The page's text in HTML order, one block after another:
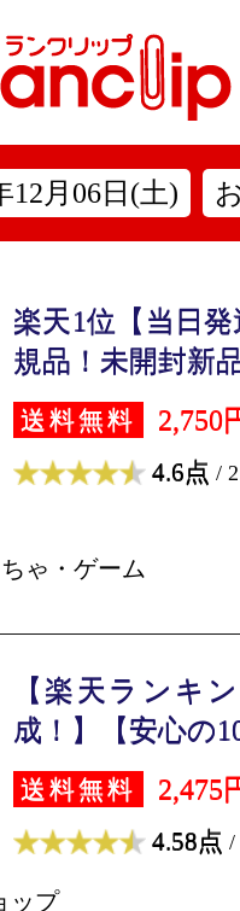
12月06日(土)
楽天1位【当日
規品！未開封新
送料無料 2,750
4.6点 /
ゃ・ゲーム
【楽天ランキ
成！】【安心の
送料無料 2,475
4.58点 /
ップ